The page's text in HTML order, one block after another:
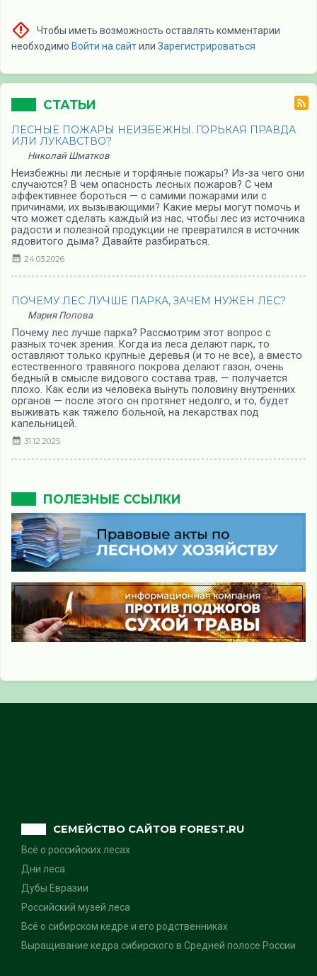
Чтобы иметь возможность оставлять комментарии
необходимо Войти на сайтили Зарегистрироваться
СТАТЬИ
ЛЕСНЫЕ ПОЖАРЫ НЕИЗБЕЖНЫ. ГОРЬКАЯ ПРАВДА
ИЛИ ЛУКАВСТВО?
Николай Шматков
Неизбежны ли лесные и торфяные пожары? Из-за чего они
случаются? В чем опасность лесных пожаров? С чем
эффективнее бороться — с самими пожарами или с
причинами, их вызывающими? Какие меры могут помочь и
что может сделать каждый из нас, чтобы лес из источника
радости и полезной продукции не превратился в источник
ядовитого дыма? Давайте разбираться.
24.03.2026
ПОЧЕМУ ЛЕС ЛУЧШЕ ПАРКА, ЗАЧЕМ НУЖЕН ЛЕС?
Мария Попова
Почему лес лучше парка? Рассмотрим этот вопрос с
разных точек зрения. Когда из леса делают парк, то
оставляют только крупные деревья (и то не все), а вместо
естественного травяного покрова делают газон, очень
бедный в смысле видового состава трав, — получается
плохо. Как если из человека вынуть половину внутренних
органов — после этого он протянет недолго, и то, будет
выживать как тяжело больной, на лекарствах под
капельницей.
31.12.2025
ПОЛЕЗНЫЕ ССЫЛКИ
СЕМЕЙСТВО САЙТОВ FOREST.RU
Всё о российских лесах
Дни леса
Дубы Евразии
Российский музей леса
Всё о сибирском кедре и его родственниках
Выращивание кедра сибирского в Средней полосе России